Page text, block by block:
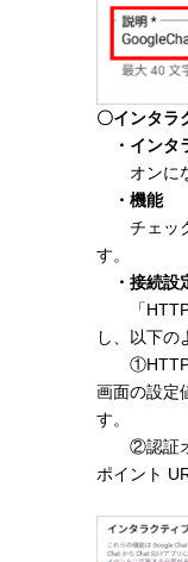
〇インタラ
・インタ
オンにな
・機能
チェック
す。
・接続設
「HTTP
し、以下の
①HTTP
画面の設定
す。
②認証オ
ポイント